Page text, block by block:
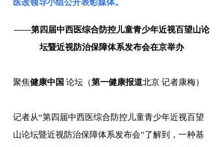
医改领导小组公开表彰媒体。
——第四届中西医综合防控儿童青少年近视百望山论
坛暨近视防治保障体系发布会在京举办
聚焦健康中国 论坛（第一健康报道北京 记者康梅）
记者从“第四届中西医综合防控儿童青少年近视百望
山论坛暨近视防治保障体系发布会”了解到，一种基